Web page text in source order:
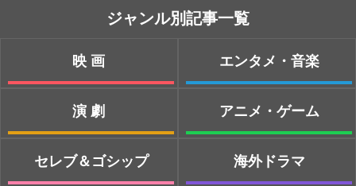
ジャンル別記事一覧
映画
演劇
セレブ＆ゴシップ
エンタメ・音楽
アニメ・ゲーム
海外ドラマ